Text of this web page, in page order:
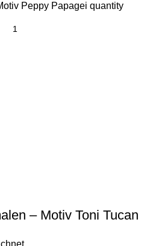
Peppy Papagei quantity
– Motiv Toni Tucan